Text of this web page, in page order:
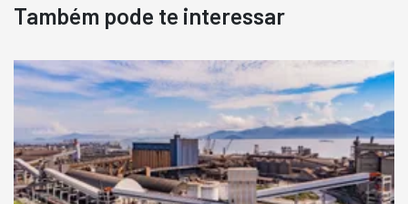
Destaque
Usado
Pá Carregadeira Cat 966
Ano 1987
R$ 145.000
Também pode te interessar